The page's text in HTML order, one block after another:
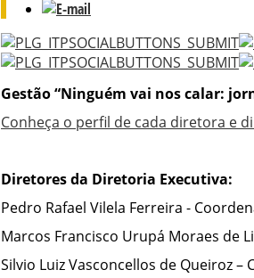
Gestão “Ninguém vai nos calar:
Conheça o perfil de cada diretora e
Diretores da Diretoria Executiva:
Pedro Rafael Vilela Ferreira -
Marcos Francisco Urupá Moraes de
Silvio Luiz Vasconcellos de Queiroz–